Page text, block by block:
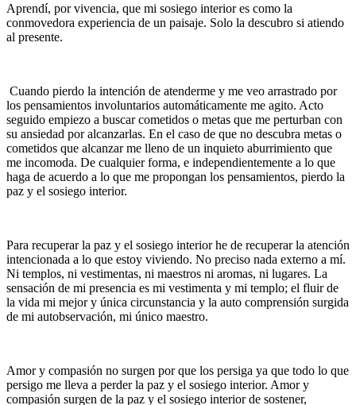
Aprendí, por vivencia, que mi sosiego interior es como la
conmovedora experiencia de un paisaje. Solo la descubro si atiendo
al presente.
Cuando pierdo la intención de atenderme y me veo arrastrado por
los pensamientos involuntarios automáticamente me agito. Acto
seguido empiezo a buscar cometidos o metas que me perturban con
su ansiedad por alcanzarlas. En el caso de que no descubra metas o
cometidos que alcanzar me lleno de un inquieto aburrimiento que
me incomoda. De cualquier forma, e independientemente a lo que
haga de acuerdo a lo que me propongan los pensamientos, pierdo la
paz y el sosiego interior.
Para recuperar la paz y el sosiego interior he de recuperar la atención
intencionada a lo que estoy viviendo. No preciso nada externo a mí.
Ni templos, ni vestimentas, ni maestros ni aromas, ni lugares. La
sensación de mi presencia es mi vestimenta y mi templo; el fluir de
la vida mi mejor y única circunstancia y la auto comprensión surgida
de mi autobservación, mi único maestro.
Amor y compasión no surgen por que los persiga ya que todo lo que
persigo me lleva a perder la paz y el sosiego interior. Amor y
compasión surgen de la paz y el sosiego interior de sostener,